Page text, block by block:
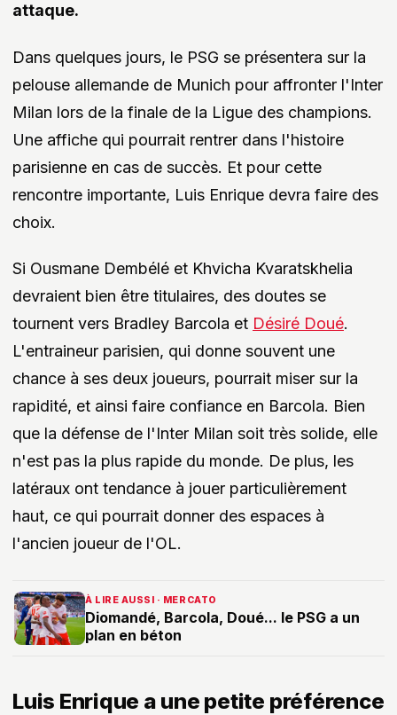
attaque.
Dans quelques jours, le PSG se présentera sur la
pelouse allemande de Munich pour affronter l'Inter
Milan lors de la finale de la Ligue des champions.
Une affiche qui pourrait rentrer dans l'histoire
parisienne en cas de succès. Et pour cette
rencontre importante, Luis Enrique devra faire des
choix.
Si Ousmane Dembélé et Khvicha Kvaratskhelia
devraient bien être titulaires, des doutes se
tournent vers Bradley Barcola et Désiré Doué.
L'entraineur parisien, qui donne souvent une
chance à ses deux joueurs, pourrait miser sur la
rapidité, et ainsi faire confiance en Barcola. Bien
que la défense de l'Inter Milan soit très solide, elle
n'est pas la plus rapide du monde. De plus, les
latéraux ont tendance à jouer particulièrement
haut, ce qui pourrait donner des espaces à
l'ancien joueur de l'OL.
À LIRE AUSSI · MERCATO
Diomandé, Barcola, Doué... le PSG a un
plan en béton
Luis Enrique a une petite préférence